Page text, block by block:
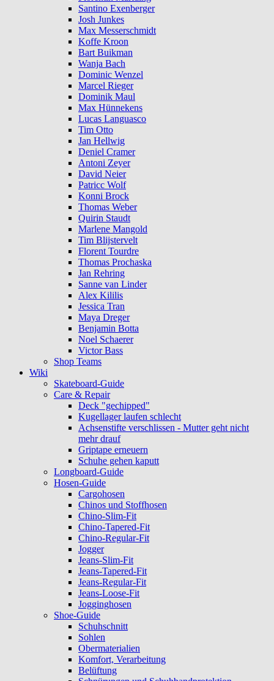
Santino Exenberger
Josh Junkes
Max Messerschmidt
Koffe Kroon
Bart Buikman
Wanja Bach
Dominic Wenzel
Marcel Rieger
Dominik Maul
Max Hünnekens
Lucas Languasco
Tim Otto
Jan Hellwig
Deniel Cramer
Antoni Zeyer
David Neier
Patricc Wolf
Konni Brock
Thomas Weber
Quirin Staudt
Marlene Mangold
Tim Blijstervelt
Florent Tourdre
Thomas Prochaska
Jan Rehring
Sanne van Linder
Alex Kililis
Jessica Tran
Maya Dreger
Benjamin Botta
Noel Schaerer
Victor Bass
Shop Teams
Wiki
Skateboard-Guide
Care & Repair
Deck "gechipped"
Kugellager laufen schlecht
Achsenstifte verschlissen - Mutter geht nicht
mehr drauf
Griptape erneuern
Schuhe gehen kaputt
Longboard-Guide
Hosen-Guide
Cargohosen
Chinos und Stoffhosen
Chino-Slim-Fit
Chino-Tapered-Fit
Chino-Regular-Fit
Jogger
Jeans-Slim-Fit
Jeans-Tapered-Fit
Jeans-Regular-Fit
Jeans-Loose-Fit
Jogginghosen
Shoe-Guide
Schuhschnitt
Sohlen
Obermaterialien
Komfort, Verarbeitung
Belüftung